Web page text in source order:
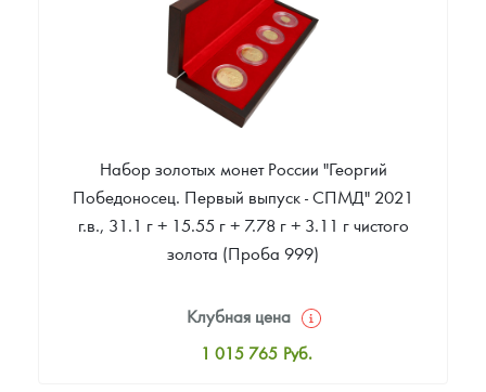
Набор золотых монет России "Георгий
Победоносец. Первый выпуск - СПМД" 2021
г.в., 31.1 г + 15.55 г + 7.78 г + 3.11 г чистого
золота (Проба 999)
Клубная цена
1 015 765 Руб.